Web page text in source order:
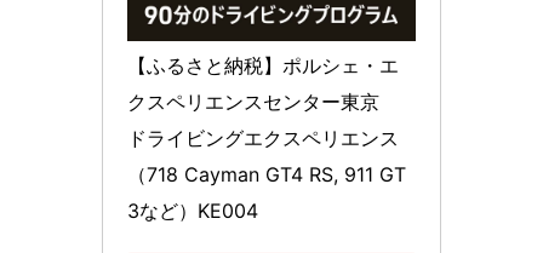
【ふるさと納税】ポルシェ・エ
クスペリエンスセンター東京
ドライビングエクスペリエンス
（718 Cayman GT4 RS, 911 GT
3など）KE004